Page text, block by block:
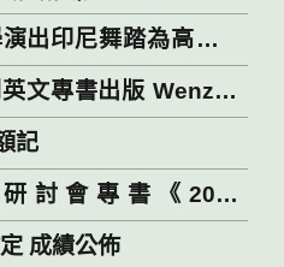
a Thai temple in
on November 14 to
pujas for the
讚賞 Scholars in
Wenzao ICSEAS’
of online and on-site
出印尼舞踏為高雄市
文專書出版 Wenzao
of Southeast
to publish a
記
討會專書《2020
STATECRAFT IN
成績公佈